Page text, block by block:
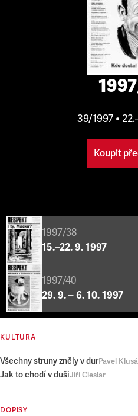
39/1997 •
Koupit
1997/38
15.–22. 9. 1997
1997/40
29. 9. – 6. 10. 1997
KULTURA
Všechny struny zněly v durPavel
Jak to chodí v dušiJiří Cieslar
DOPISY